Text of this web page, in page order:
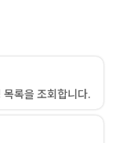
록을 조회합니다.